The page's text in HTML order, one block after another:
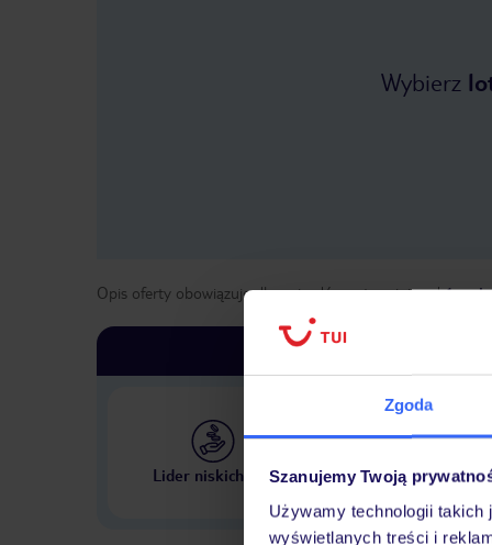
Zgoda
Szanujemy Twoją
Używamy technologii
wyświetlanych treści i
Wybierz
Opis oferty obowiązuje dla wyjazdów w terminie od 1
Lider niskich cen
Największe biuro
w Polsce